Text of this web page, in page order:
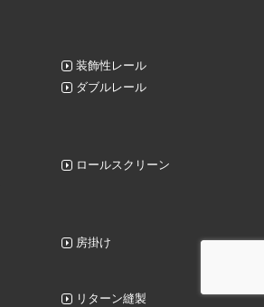
装飾性レール
ダブルレール
ロールスクリーン
房掛け
リターン縫製